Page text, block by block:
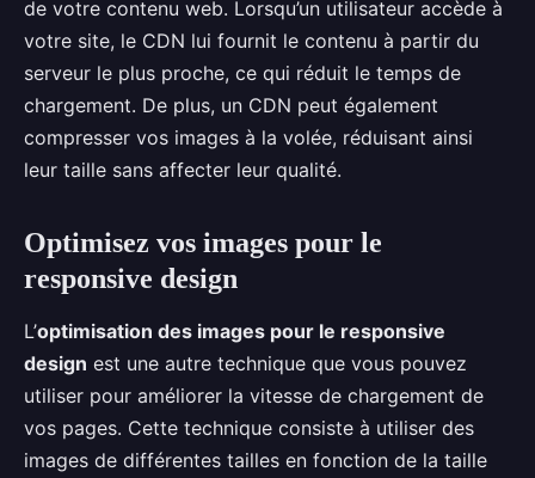
de votre contenu web. Lorsqu’un utilisateur accède à
votre site, le CDN lui fournit le contenu à partir du
serveur le plus proche, ce qui réduit le temps de
chargement. De plus, un CDN peut également
compresser vos images à la volée, réduisant ainsi
leur taille sans affecter leur qualité.
Optimisez vos images pour le
responsive design
L’optimisation des images pour le responsive
design est une autre technique que vous pouvez
utiliser pour améliorer la vitesse de chargement de
vos pages. Cette technique consiste à utiliser des
images de différentes tailles en fonction de la taille